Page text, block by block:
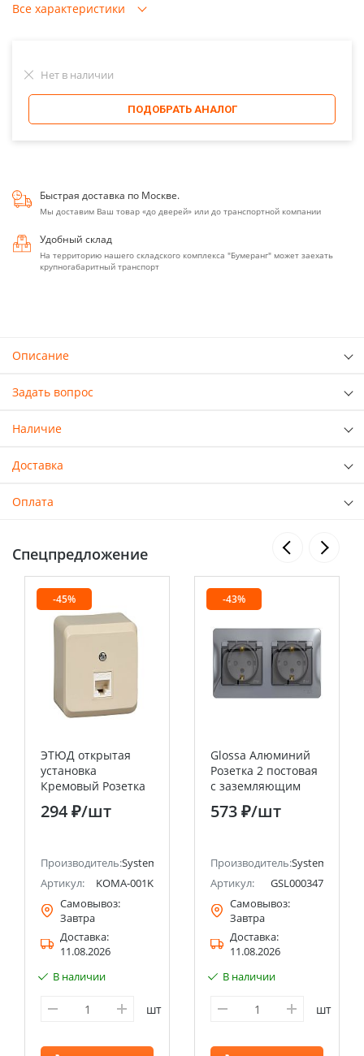
Все характеристики
Нет в наличии
ПОДОБРАТЬ АНАЛОГ
Быстрая доставка по Москве.
Мы доставим Ваш товар «до дверей» или до транспортной компании
Удобный склад
На территорию нашего складского комплекса "Бумеранг" может заехать
крупногабаритный транспорт
Описание
Задать вопрос
Наличие
Доставка
Оплата
Спецпредложение
(ранее Schneider Electric)
-45%
ЭТЮД открытая
установка
Кремовый Розетка
компьютерная RJ45
кат.5E Systeme
294 ₽/шт
Производитель:Systeme Electric (ранее Schneider Electric)
Артикул:
KOMA-001K
Самовывоз:
Завтра
Доставка:
11.08.2026
В наличии
шт
-43%
Glossa Алюминий
Розетка 2 постовая
с заземляющим
контактом, со
шторками (в сборе
(Schneider Electric)
573 ₽/шт
Производитель:Systeme
Артикул:
GSL000347
Самовывоз:
Завтра
Доставка:
11.08.2026
В наличии
шт